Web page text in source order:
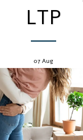
LTP
07Aug